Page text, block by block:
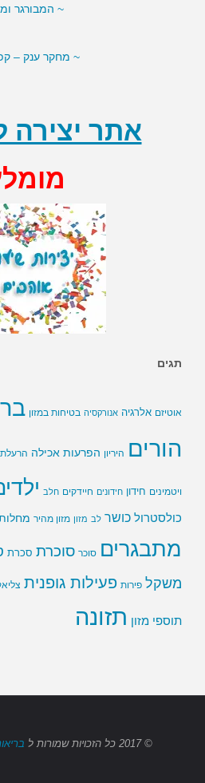
אתר יצירה
תגים
אוטיזם אלרגיה אנורקסיה בטיחות במזון
הורים היריון הפרעות אכילה הרעלת
ויטמינים חידון חידונים חיידקים חלב
כולסטרול כושר לב מזון מזון מהיר
מתבגרים סוכר סוכרת סכרת
משקל פירות פעילות גופנית
תוספי מזון תזונה
© 2017 כל הזכויות שמורות ל